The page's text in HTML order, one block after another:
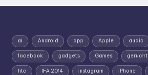
ai Android app Apple audio
facebook gadgets Games gerucht
htc IFA 2014 instagram iPhone